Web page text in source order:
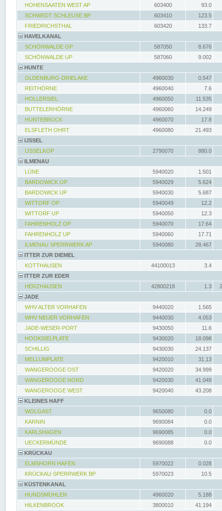
HOHENSAATEN WEST AP
603400
93.0
SCHWEDT SCHLEUSE BP
603410
123.5
FRIEDRICHSTHAL
603420
133.7
HAVELKANAL
SCHÖNWALDE OP
587050
8.676
SCHÖNWALDE UP
587060
9.002
HUNTE
OLDENBURG-DRIELAKE
4960030
0.547
REITHÖRNE
4960040
7.6
HOLLERSIEL
4960050
11.535
BUTTELERHÖRNE
4960060
14.249
HUNTEBRÜCK
4960070
17.8
ELSFLETH OHRT
4960080
21.493
IJSSEL
IJSSELKOP
2790070
880.0
ILMENAU
LÜNE
5940020
1.501
BARDOWICK OP
5940029
5.624
BARDOWICK UP
5940030
5.687
WITTORF OP
5940049
12.2
WITTORF UP
5940050
12.3
FAHRENHOLZ OP
5940070
17.64
FAHRENHOLZ UP
5940060
17.71
ILMENAU SPERRWERK AP
5940080
28.467
ITTER ZUR DIEMEL
KOTTHAUSEN
44100013
3.4
ITTER ZUR EDER
HERZHAUSEN
42800218 1.3
JADE
WHV ALTER VORHAFEN
9440020
1.565
WHV NEUER VORHAFEN
9440030
4.053
JADE-WESER-PORT
9430050
11.6
HOOKSIELPLATE
9430020
18.098
SCHILLIG
9430030
24.137
MELLUMPLATE
9420010
31.13
WANGEROOGE OST
9420020
34.999
WANGEROOGE NORD
9420030
41.049
WANGEROOGE WEST
9420040
43.208
KLEINES HAFF
WOLGAST
9650080
0.0
KARNIN
9690084
0.0
KARLSHAGEN
9690085
0.0
UECKERMÜNDE
9690088
0.0
KRÜCKAU
ELMSHORN HAFEN
5970022
0.028
KRÜCKAU-SPERRWERK BP
5970023
10.5
KÜSTENKANAL
HUNDSMÜHLEN
4960020
5.188
HILKENBROOK
3800010
41.194